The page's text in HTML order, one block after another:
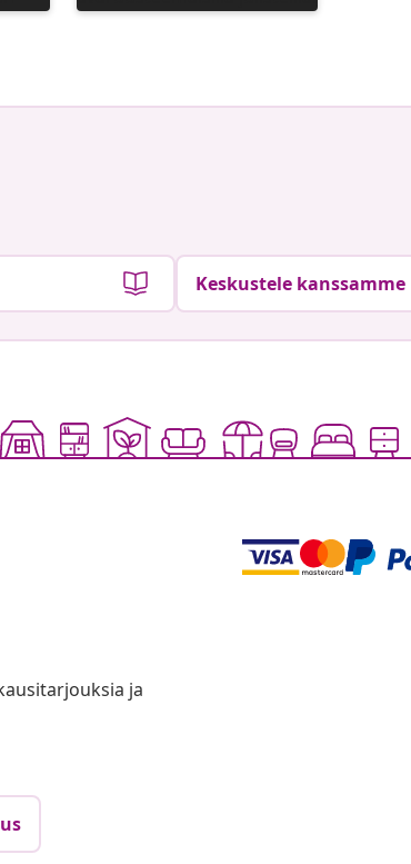
Keskustele kanssamme
ja